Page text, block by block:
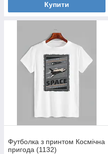
Купити
Футболка з принтом Космічна
пригода (1132)